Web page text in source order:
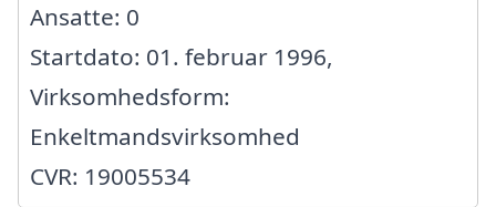
Ansatte: 0
Startdato: 01. februar 1996,
Virksomhedsform:
Enkeltmandsvirksomhed
CVR: 19005534